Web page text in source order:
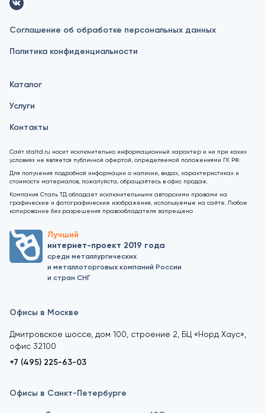
Соглашение об обработке персональных данных
Политика конфиденциальности
Каталог
Услуги
Контакты
Сайт staltd.ru носит исключительно информационный характер и ни при каких
условиях не является публичной офертой, определяемой положениями ГК РФ.
Для получения подробной информации о наличии, видах, характеристиках и
стоимости материалов, пожалуйста, обращайтесь в офис продаж.
Компания Сталь ТД обладает исключительными авторскими правами на
графические и фотографические изображения, используемые на сайте. Любое
копирование без разрешения правообладателя запрещено
Лучший
интернет-проект 2019 года
среди металлургических
и металлоторговых компаний России
и стран СНГ
Офисы в Москве
Дмитровское шоссе, дом 100, строение 2, БЦ «Норд Хаус»,
офис 32100
+7 (495) 225-63-03
Офисы в Санкт-Петербурге